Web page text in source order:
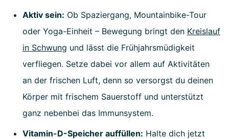
Aktiv sein: Ob Spaziergang, Mountainbike-Tour
oder Yoga-Einheit – Bewegung bringt den Kreislauf
in Schwung und lässt die Frühjahrsmüdigkeit
verfliegen. Setze dabei vor allem auf Aktivitäten
an der frischen Luft, denn so versorgst du deinen
Körper mit frischem Sauerstoff und unterstützt
ganz nebenbei das Immunsystem.
Vitamin-D-Speicher auffüllen: Halte dich jetzt